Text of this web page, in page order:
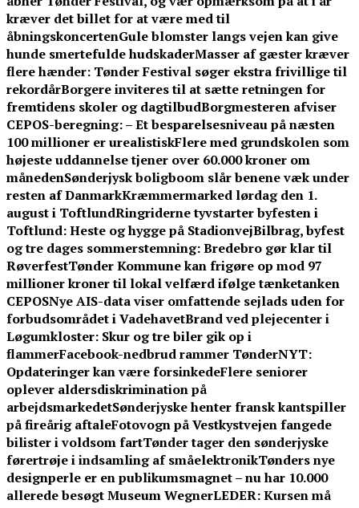
kræver det billet for at være med til
åbningskoncertenGule blomster langs vejen kan give
hunde smertefulde hudskaderMasser af gæster kræver
flere hænder: Tønder Festival søger ekstra frivillige til
rekordårBorgere inviteres til at sætte retningen for
fremtidens skoler og dagtilbudBorgmesteren afviser
CEPOS-beregning: – Et besparelsesniveau på næsten
100 millioner er urealistiskFlere med grundskolen som
højeste uddannelse tjener over 60.000 kroner om
månedenSønderjysk boligboom slår benene væk under
resten af DanmarkKræmmermarked lørdag den 1.
august i ToftlundRingriderne tyvstarter byfesten i
Toftlund: Heste og hygge på StadionvejBilbrag, byfest
og tre dages sommerstemning: Bredebro gør klar til
RøverfestTønder Kommune kan frigøre op mod 97
millioner kroner til lokal velfærd ifølge tænketanken
CEPOSNye AIS-data viser omfattende sejlads uden for
forbudsområdet i VadehavetBrand ved plejecenter i
Løgumkloster: Skur og tre biler gik op i
flammerFacebook-nedbrud rammer TønderNYT:
Opdateringer kan være forsinkedeFlere seniorer
oplever aldersdiskrimination på
arbejdsmarkedetSønderjyske henter fransk kantspiller
på fireårig aftaleFotovogn på Vestkystvejen fangede
bilister i voldsom fartTønder tager den sønderjyske
førertrøje i indsamling af småelektronikTønders nye
designperle er en publikumsmagnet – nu har 10.000
allerede besøgt Museum WegnerLEDER: Kursen må